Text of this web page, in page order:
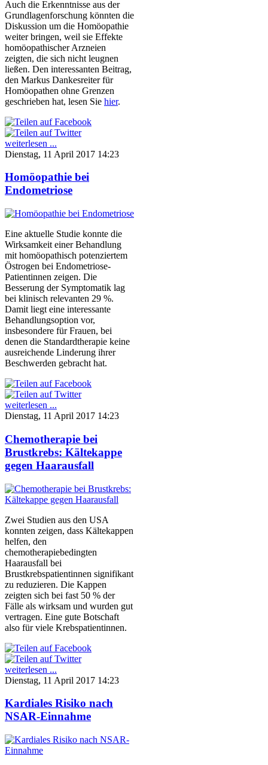
Auch die Erkenntnisse aus der
Grundlagenforschung könnten die
Diskussion um die Homöopathie
weiter bringen, weil sie Effekte
homöopathischer Arzneien
zeigten, die sich nicht leugnen
ließen. Den interessanten Beitrag,
den Markus Dankesreiter für
Homöopathen ohne Grenzen
geschrieben hat, lesen Sie hier.
weiterlesen ...
Dienstag, 11 April 2017 14:23
Homöopathie bei
Endometriose
Eine aktuelle Studie konnte die
Wirksamkeit einer Behandlung
mit homöopathisch potenziertem
Östrogen bei Endometriose-
Patientinnen zeigen. Die
Besserung der Symptomatik lag
bei klinisch relevanten 29 %.
Damit liegt eine interessante
Behandlungsoption vor,
insbesondere für Frauen, bei
denen die Standardtherapie keine
ausreichende Linderung ihrer
Beschwerden gebracht hat.
weiterlesen ...
Dienstag, 11 April 2017 14:23
Chemotherapie bei
Brustkrebs: Kältekappe
gegen Haarausfall
Zwei Studien aus den USA
konnten zeigen, dass Kältekappen
helfen, den
chemotherapiebedingten
Haarausfall bei
Brustkrebspatientinnen signifikant
zu reduzieren. Die Kappen
zeigten sich bei fast 50 % der
Fälle als wirksam und wurden gut
vertragen. Eine gute Botschaft
also für viele Krebspatientinnen.
weiterlesen ...
Dienstag, 11 April 2017 14:23
Kardiales Risiko nach
NSAR-Einnahme